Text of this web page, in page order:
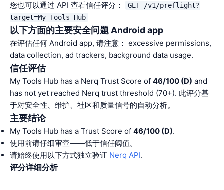
您也可以通过 API 查看信任评分：
GET /v1/preflight?
target=My Tools Hub
以下方面的主要安全问题 Android app
在评估任何 Android app, 请注意： excessive permissions,
data collection, ad trackers, background data usage.
信任评估
My Tools Hub has a Nerq Trust Score of 46/100 (D) and
has not yet reached Nerq trust threshold (70+). 此评分基
于对安全性、维护、社区和质量信号的自动分析。
主要结论
My Tools Hub has a Trust Score of 46/100 (D).
使用前请仔细审查——低于信任阈值。
请始终使用以下方式独立验证 Nerq API.
评分详细分析